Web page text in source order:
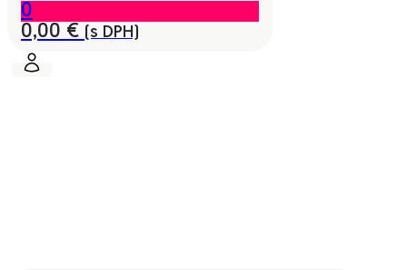
0
0,00 € (s DPH)